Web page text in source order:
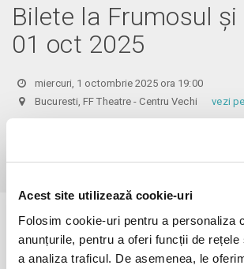
Acest site utilizează cookie-uri
Folosim cookie-uri pentru a personaliza
anunțurile, pentru a oferi funcții de
a analiza traficul. De asemenea, le
Bilete la Frumosul și
01 oct 2025
miercuri, 1 octombrie 2025 ora 19:00
Bucuresti, FF Theatre - Centru Vechivezi
Din respect pentru actori si public avem
cu cel putin 30 de minute inainte de inceperea
Evenimentul a expirat.